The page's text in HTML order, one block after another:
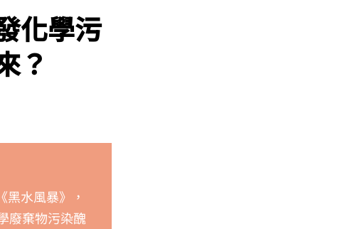
化學污
？
水風暴》，
廢棄物污染醜